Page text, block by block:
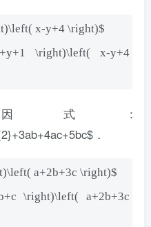
x-y+4 \right)$
\right)\left( x-y+4
式：
．
a+2b+3c \right)$
\right)\left( a+2b+3c